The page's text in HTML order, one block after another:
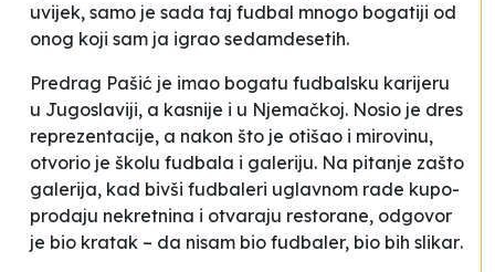
uvi­jek, sa­mo je sa­da taj fu­dbal mno­go bo­ga­ti­ji od
onog ko­ji sam ja igrao se­dam­de­se­tih.
Pre­drag Pa­šić je imao bo­ga­tu fu­dbal­sku ka­ri­je­ru
u Ju­go­sla­vi­ji, a ka­sni­je i u Nje­ma­čkoj. No­sio je dres
re­pre­zen­ta­ci­je, a na­kon što je oti­šao i mi­ro­vi­nu,
otvo­rio je ško­lu fu­dba­la i ga­le­ri­ju. Na pi­ta­nje za­što
ga­le­ri­ja, kad biv­ši fu­dba­le­ri ugla­vnom ra­de ku­po­
pro­da­ju ne­kre­tni­na i otva­ra­ju res­to­ra­ne, od­go­vor
je bio kra­tak – da ni­sam bio fu­dba­ler, bio bih sli­kar.